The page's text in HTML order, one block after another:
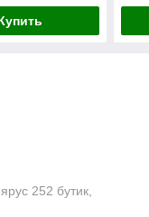
252 бутик,